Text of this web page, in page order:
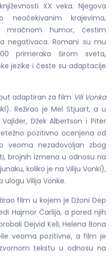
XX veka. Njegova
krajevima,
humor, čestim
negativaca. Romani su mu
primeraka širom sveta,
jezike i česte su adaptacije
adaptiran za film Vili Vonka
Režirao je Mel Stjuart, a u
Džek Albertson i Piter
pozitivno ocenjena od
veoma nezadovoljan zbog
brojnih izmena u odnosu na
koliko je na Viliju Vonki),
Vilija Vonke.
film u kojem je Džoni Dep
Hajmor Čarlija, a pored njih
Dejvid Keli, Helena Bona
veoma pozitivne, a film je
tekstu u odnosu na